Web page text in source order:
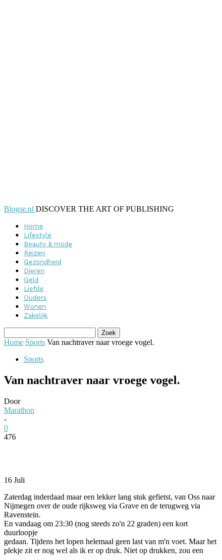
Blogse.nl DISCOVER THE ART OF PUBLISHING
Home
Lifestyle
Beauty & mode
Reizen
Gezondheid
Dieren
Geld
Liefde
Ouders
Wonen
Zakelijk
Home Sports Van nachtraver naar vroege vogel.
Sports
Van nachtraver naar vroege vogel.
Door
Marathon
-
0
476
16 Juli
Zaterdag inderdaad maar een lekker lang stuk gefietst, van Oss naar
Nijmegen over de oude rijksweg via Grave en de terugweg via
Ravenstein.
En vandaag om 23:30 (nog steeds zo'n 22 graden) een kort
duurloopje
gedaan. Tijdens het lopen helemaal geen last van m'n voet. Maar het
plekje zit er nog wel als ik er op druk. Niet op drukken, zou een